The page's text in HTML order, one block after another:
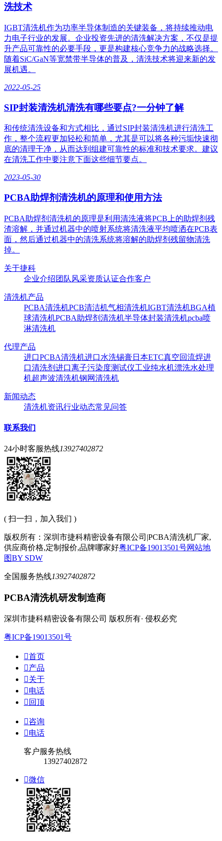
洗技术
IGBT清洗机作为功率半导体制造的关键装备，将持续推动电
力电子行业的发展。企业投资先进的清洗解决方案，不仅是提
升产品可靠性的必要手段，更是构建核心竞争力的战略选择。
随着SiC/GaN等宽禁带半导体的普及，清洗技术将迎来新的发
展机遇。
2022-05-25
SIP封装清洗机清洗有哪些要点?一分钟了解
和传统清洗设备和方式相比，通过SIP封装清洗机进行清洗工
作，整个流程更加轻松和简单，尤其是可以将各种污垢快速彻
底的清理干净，从而达到组建可靠性的标准和技术要求。建议
在清洗工作中要注意下面这些细节要点。
2023-05-30
PCBA助焊剂清洗机的原理和使用方法
​PCBA助焊剂清洗机的原理是利用清洗液将PCB上的助焊剂残
渣溶解，并通过机器中的喷射系统将清洗液平均喷洒在PCB表
面，然后通过机器中的清洗系统将溶解的助焊剂残留物清洗
掉。
关于捷科
企业介绍团队风采资质认证合作客户
清洗机产品
PCBA清洗机PCB清洁机气相清洗机IGBT清洗机BGA植
球清洗机PCBA助焊剂清洗机半导体封装清洗机pcba喷
淋清洗机
代理产品
进口PCBA清洗机进口水洗锡膏 日本ETC真空回流焊进
口清洗剂 进口离子污染度测试仪工业纯水机漂洗水处理
机超声波清洗机钢网清洗机
新闻动态
清洗机资讯行业动态常见问答
联系我们
24小时客服热线13927402872
( 扫一扫，加入我们 )
版权所有：深圳市捷科精密设备有限公司|PCBA清洗机厂家,
供应商价格,定制报价,品牌哪家好粤ICP备19013501号网站地
图BY SDW
全国服务热线13927402872
PCBA清洗机研发制造商
深圳市捷科精密设备有限公司 版权所有· 侵权必究
粤ICP备19013501号
首页
产品
关于
电话
 回顶
咨询
电话
客户服务热线
13927402872
微信